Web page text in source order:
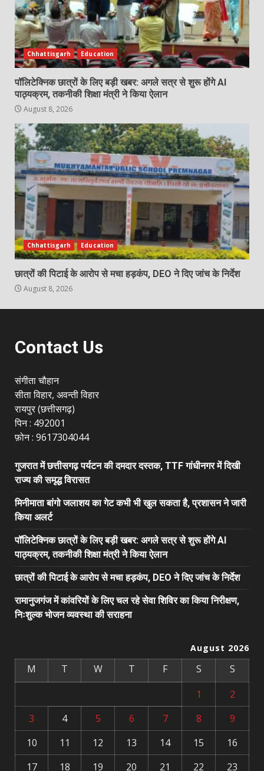
Chhattisgarh Education
पॉलिटेक्निक छात्रों के लिए बड़ी खबर: अगले सत्र से शुरू होंगे AI
पाठ्यक्रम, तकनीकी शिक्षा मंत्री ने किया ऐलान
August 8, 2026
Chhattisgarh Education
छात्रों की पिटाई के आरोप से मचा हड़कंप, DEO ने दिए जांच के निर्देश
August 8, 2026
Contact Us
संगीता चौहान
सीता विहार, अवन्ती विहार
रायपुर (छत्तीसगढ़)
पिन : 492001
फ़ोन : 9617304044
गुजरात में छत्तीसगढ़ पर्यटन की दमदार दस्तक, TTF गांधीनगर में दिखी
राज्य की समृद्ध विरासत
मिनीमाता बांगो जलाशय का गेट कभी भी खुल सकता है, प्रशासन ने जारी
किया अलर्ट
पॉलिटेक्निक छात्रों के लिए बड़ी खबर: अगले सत्र से शुरू होंगे AI
पाठ्यक्रम, तकनीकी शिक्षा मंत्री ने किया ऐलान
छात्रों की पिटाई के आरोप से मचा हड़कंप, DEO ने दिए जांच के निर्देश
रामानुजगंज में कांवरियों के लिए चल रहे सेवा शिविर का किया निरीक्षण,
निःशुल्क भोजन व्यवस्था की सराहना
August 2026
M T W T F S
S
1
2
3
4 5 6 7 8
9
10
11 12 13 14 15
16
17
18 19 20 21 22 23